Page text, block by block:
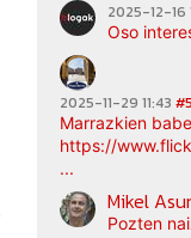
2025-12-16
Oso
2025-11-29 11:43 #5
Marrazkien
https://
...
Mikel
Pozten